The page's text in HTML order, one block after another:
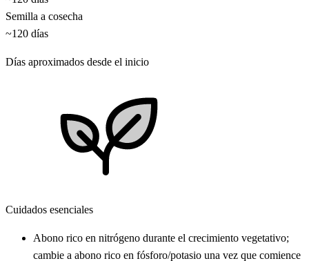
Semilla a cosecha
~120 días
Días aproximados desde el inicio
Cuidados esenciales
Abono rico en nitrógeno durante el crecimiento vegetativo;
cambie a abono rico en fósforo/potasio una vez que comience